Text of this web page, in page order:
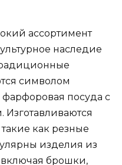
ассортимент
наследие
символом
фарфоровая посуда с
как резные
изделия из
включая брошки,